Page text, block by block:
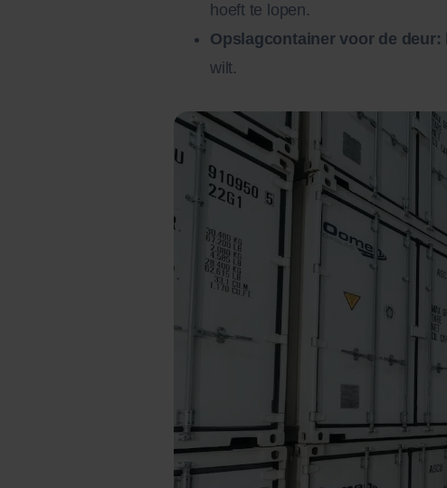
hoeft te lopen.
Opslagcontainer voor de deur:
wilt.